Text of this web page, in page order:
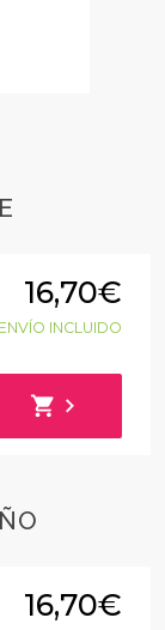
16,70€
INCLUIDO
shopping_cart chevron_right
16,70€